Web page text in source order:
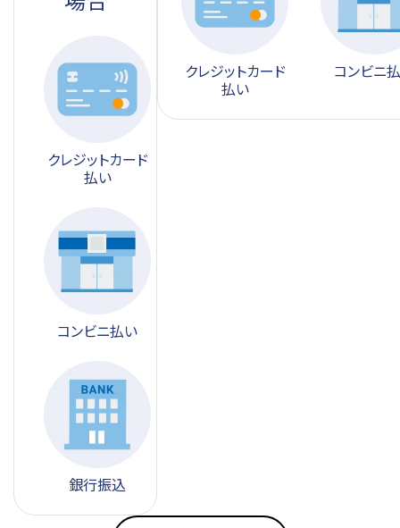
クレジットカード
払い
コンビニ払い
銀行振込
クレジットカード
払い
コンビニ